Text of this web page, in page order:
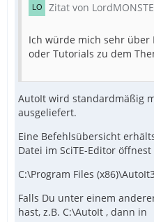
Zitat von
Ich würde mich sehr über
oder Tutorials zu dem
AutoIt wird standardmäßig
ausgeliefert.
Eine Befehlsübersicht
Datei im SciTE-Editor öffnest
C:\Program Files
Falls Du unter einem
hast, z.B. C:\AutoIt , dann in